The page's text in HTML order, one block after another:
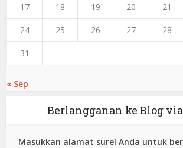
17 18 19 20 21
24 25 26 27 28
31
« Sep
Berlangganan ke Blog
Masukkan alamat surel Anda untuk